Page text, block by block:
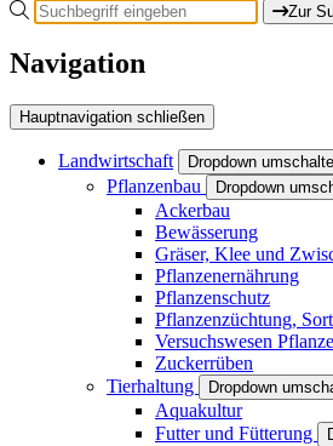
Zur
Navigation
Hauptnavigation schließen
Landwirtschaft Dropdown
Pflanzenbau Dropdown
Ackerbau
Bewässerung
Gräser, Klee und
Pflanzenernährung
Pflanzenschutz
Pflanzenzüchtung,
Versuchswesen
Zuckerrüben
Tierhaltung
Dropdown
Aquakultur
Futter und Fütterung